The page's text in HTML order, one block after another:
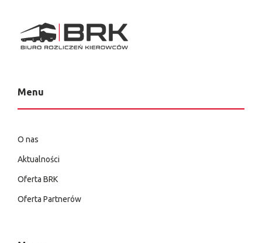
Menu
O nas
Aktualności
Oferta BRK
Oferta Partnerów